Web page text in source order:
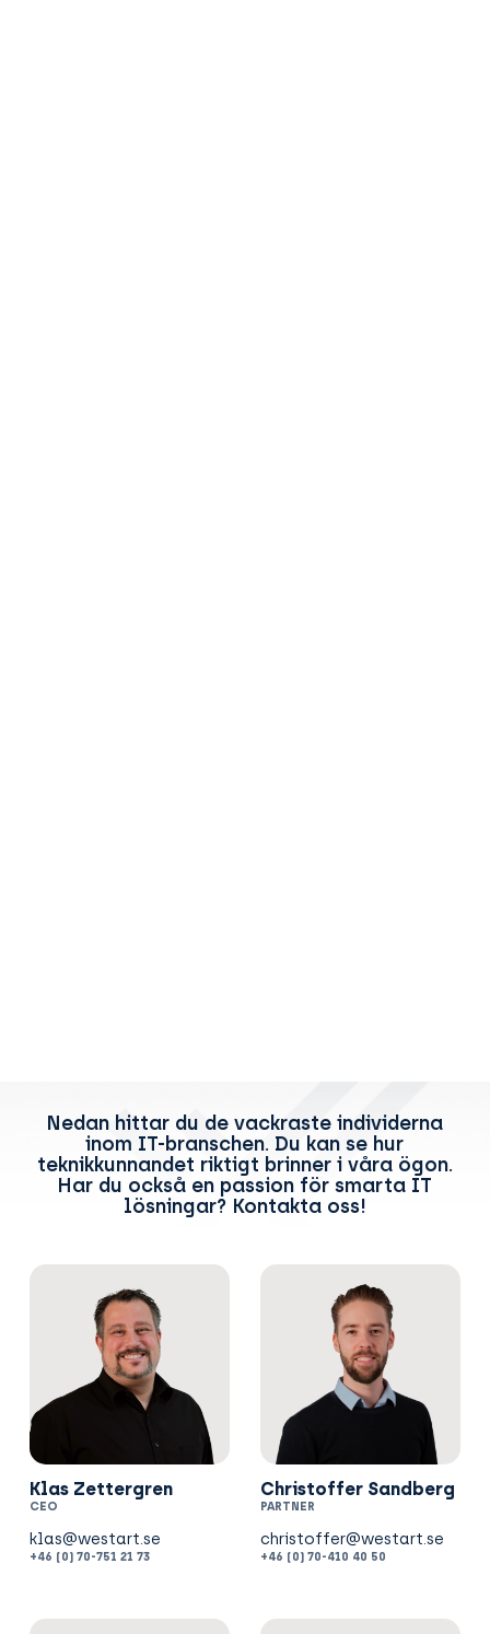
Nedan hittar du de vackraste individerna
inom IT-branschen. Du kan se hur
teknikkunnandet riktigt brinner i våra ögon.
Har du också en passion för smarta IT
lösningar? Kontakta oss!
Klas Zettergren
CEO
+46 (0) 70-751 21 73
Christoffer Sandberg
PARTNER
+46 (0) 70-410 40 50